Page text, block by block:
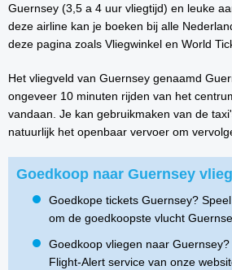
Guernsey (3,5 a 4 uur vliegtijd) en leuke
deze airline kan je boeken bij alle
deze pagina zoals Vliegwinkel en World
Het vliegveld van Guernsey genaamd
ongeveer 10 minuten rijden van het
vandaan. Je kan gebruikmaken van de
natuurlijk het openbaar vervoer om
Goedkoop naar Guernsey
Goedkope tickets Guernsey?
om de goedkoopste vlucht
Goedkoop vliegen naar
Flight-Alert service van onze